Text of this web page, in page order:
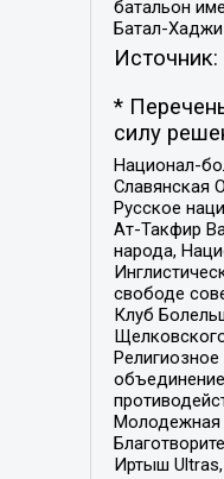
батальон
Батал-
Источник:
*
силу
Национал-
Славянская
Русское
Ат-Такфир
народа,
свободе
Клуб
Молодежная
Иртыш